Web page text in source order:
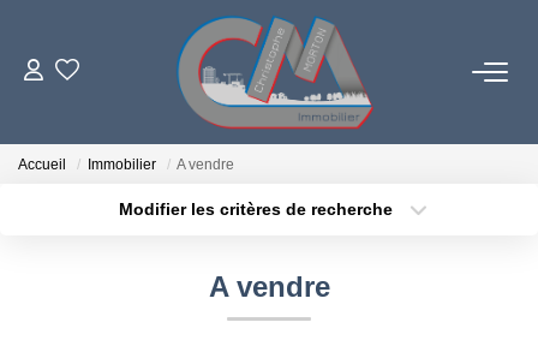
06 73 84 29 22
PROGRAMMES NEUFS
Accueil Immobilier A vendre
Modifier les critères de recherche
A vendre